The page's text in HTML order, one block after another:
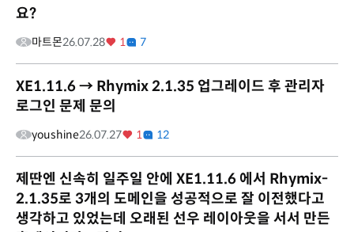
요?
마트몬26.07.28 1 7
XE1.11.6 → Rhymix 2.1.35 업그레이드 후 관리자
로그인 문제 문의
youshine26.07.27 1 12
제딴엔 신속히 일주일 안에 XE1.11.6 에서 Rhymix-
2.1.35로 3개의 도메인을 성공적으로 잘 이전했다고
생각하고 있었는데 오래된 선우 레이아웃을 서서 만든